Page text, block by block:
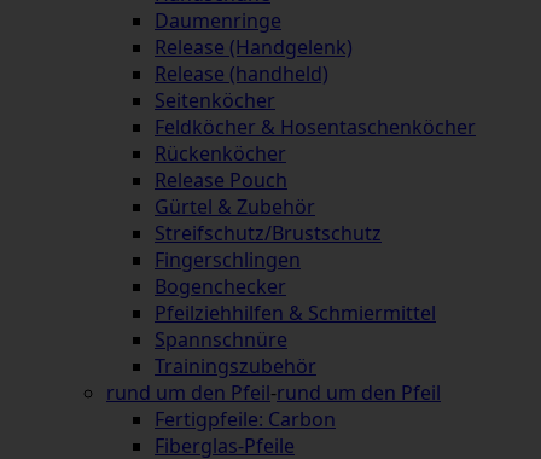
Daumenringe
Release (Handgelenk)
Release (handheld)
Seitenköcher
Feldköcher & Hosentaschenköcher
Rückenköcher
Release Pouch
Gürtel & Zubehör
Streifschutz/Brustschutz
Fingerschlingen
Bogenchecker
Pfeilziehhilfen & Schmiermittel
Spannschnüre
Trainingszubehör
rund um den Pfeil-rund um den Pfeil
Fertigpfeile: Carbon
Fiberglas-Pfeile